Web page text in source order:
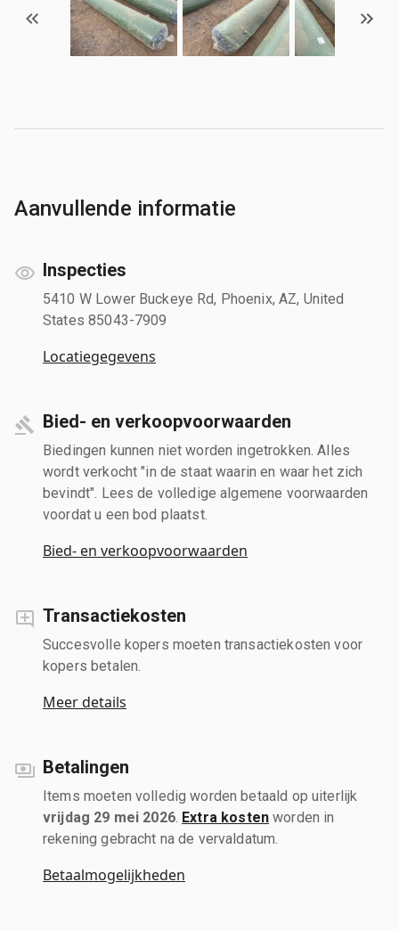
Aanvullende informatie
Inspecties
5410 W Lower Buckeye Rd, Phoenix, AZ, United
States 85043-7909
Locatiegegevens
Bied- en verkoopvoorwaarden
Biedingen kunnen niet worden ingetrokken. Alles
wordt verkocht "in de staat waarin en waar het zich
bevindt". Lees de volledige algemene voorwaarden
voordat u een bod plaatst.
Bied- en verkoopvoorwaarden
Transactiekosten
Succesvolle kopers moeten transactiekosten voor
kopers betalen.
Meer details
Betalingen
Items moeten volledig worden betaald op uiterlijk
vrijdag 29 mei 2026. Extra kostenworden in
rekening gebracht na de vervaldatum.
Betaalmogelijkheden